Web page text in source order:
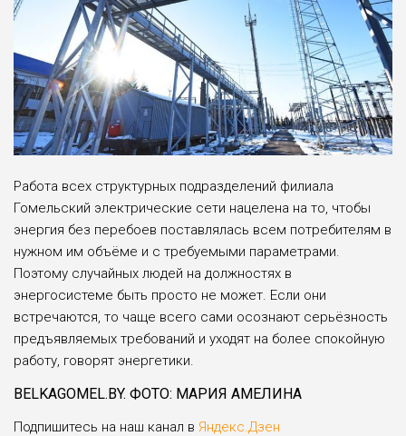
Работа всех структурных подразделений филиала
Гомельский электрические сети нацелена на то, чтобы
энергия без перебоев поставлялась всем потребителям в
нужном им объёме и с требуемыми параметрами.
Поэтому случайных людей на должностях в
энергосистеме быть просто не может. Если они
встречаются, то чаще всего сами осознают серьёзность
предъявляемых требований и уходят на более спокойную
работу, говорят энергетики.
BELKAGOMEL.BY. ФОТО: МАРИЯ АМЕЛИНА
Подпишитесь на наш канал в Яндекс.Дзен